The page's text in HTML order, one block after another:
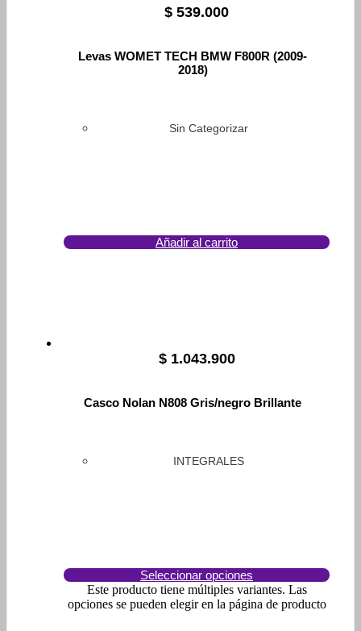
$ 539.000
Levas WOMET TECH BMW F800R (2009-
2018)
Sin Categorizar
Añadir al carrito
$1.043.900
Casco Nolan N808 Gris/negro Brillante
INTEGRALES
Seleccionar opciones
Este producto tiene múltiples variantes. Las
opciones se pueden elegir en la página de producto